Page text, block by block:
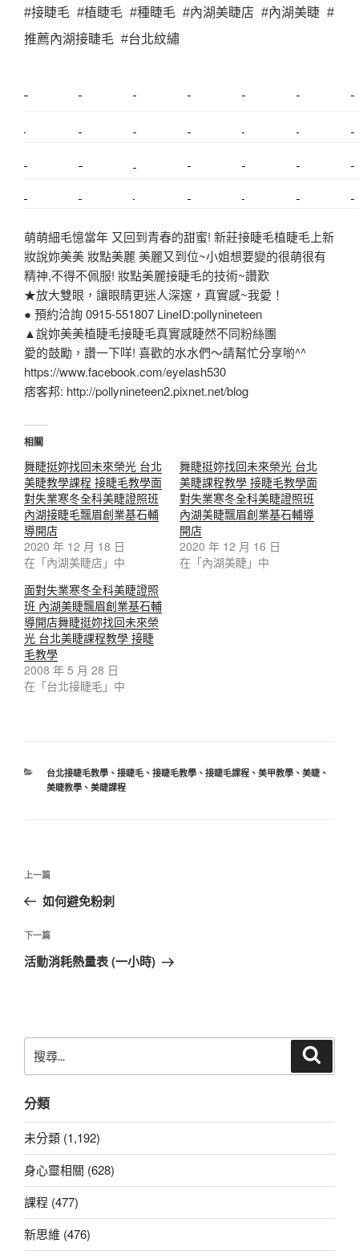
#接睫毛 #植睫毛 #種睫毛 #內湖美睫店 #內湖美睫 #
推薦內湖接睫毛 #台北紋繡
萌萌細毛憶當年 又回到青春的甜蜜! 新莊接睫毛植睫毛上新
妝說妳美美 妝點美麗 美麗又到位~小姐想要變的很萌很有
精神,不得不佩服! 妝點美麗接睫毛的技術~讚歎
★放大雙眼，讓眼睛更迷人深邃，真實感~我愛！
● 預約洽詢 0915-551807 LineID:pollynineteen
▲說妳美美植睫毛接睫毛真實感睫然不同粉絲團
愛的鼓勵，讚一下咩! 喜歡的水水們～請幫忙分享喲^^
https://www.facebook.com/eyelash530
痞客邦: http://pollynineteen2.pixnet.net/blog
相關
舞睫挺妳找回未來榮光 台北
美睫教學課程 接睫毛教學面
對失業寒冬全科美睫證照班
內湖接睫毛飄眉創業基石輔
導開店
2020 年 12 月 18 日
在「內湖美睫店」中
舞睫挺妳找回未來榮光 台北
美睫課程教學 接睫毛教學面
對失業寒冬全科美睫證照班
內湖美睫飄眉創業基石輔導
開店
2020 年 12 月 16 日
在「內湖美睫」中
面對失業寒冬全科美睫證照
班 內湖美睫飄眉創業基石輔
導開店舞睫挺妳找回未來榮
光 台北美睫課程教學 接睫
毛教學
2008 年 5 月 28 日
在「台北接睫毛」中
分
類
台北接睫毛教學、 接睫毛、 接睫毛教學、 接睫毛課程、 美甲教學、 美睫、
美睫教學、 美睫課程
文
導
覽
上
一
文
章
上一篇
如何避免粉刺
下
一
下一篇
活動消耗熱量表 (一小時)
尋
鍵
字:
分類
未分類 (1,192)
身心靈相關 (628)
課程 (477)
新思維 (476)